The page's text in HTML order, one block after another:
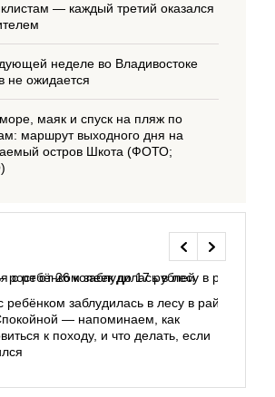
— каждый третий оказался
неделе во Владивостоке
не ожидается
маяк и спуск на пляж по
маршрут выходного дня на
остров Шкота (ФОТО;
заблудилась в лесу в районе
— напоминаем, как
к походу, и что делать, если